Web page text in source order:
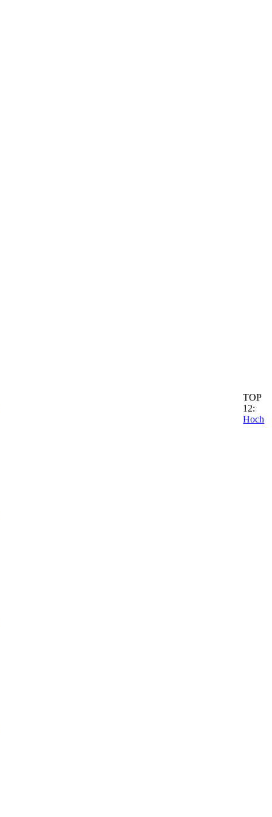
TOP
12:
Hoch